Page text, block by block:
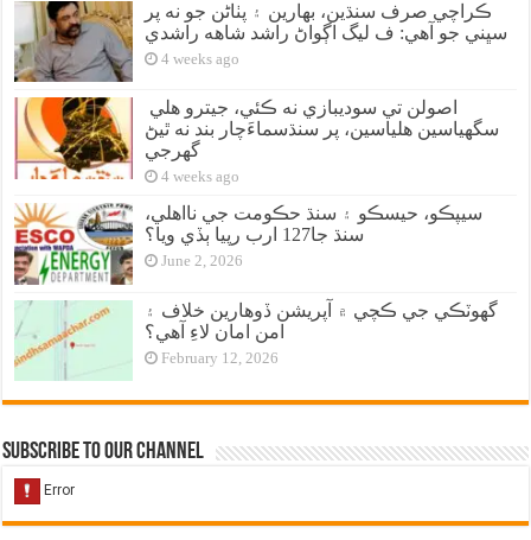
ڪراچي صرف سنڌين، بهارين ۽ پٺاڻن جو نه پر
سڀني جو آهي: ف ليگ اڳواڻ راشد شاهه راشدي
4 weeks ago
سگهياسين هلياسين، پر سنڌسماءَچار بند نه ٿيڻ
گهرجي
4 weeks ago
سيپڪو، حيسڪو ۽ سنڌ حڪومت جي نااهلي،
سنڌ جا127 ارب رپيا ٻڏي ويا؟
June 2, 2026
گهوٽڪي جي ڪچي ۾ آپريشن ڏوهارين خلاف ۽
امن امان لاءِ آهي؟
February 12, 2026
Subscribe to our Channel